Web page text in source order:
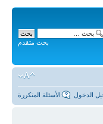
بحث متقدم
الأسئلة المتكررة الدخول